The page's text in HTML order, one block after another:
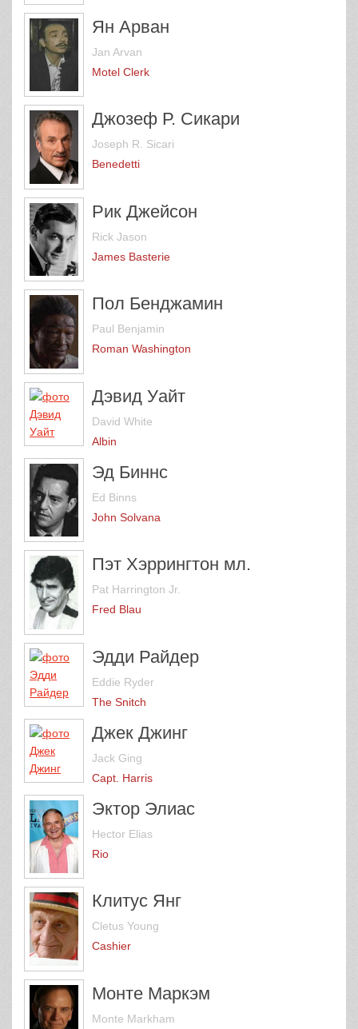
Ян Арван
Jan Arvan
Motel Clerk
Джозеф Р. Сикари
Joseph R. Sicari
Benedetti
Рик Джейсон
Rick Jason
James Basterie
Пол Бенджамин
Paul Benjamin
Roman Washington
Дэвид Уайт
David White
Albin
Эд Биннс
Ed Binns
John Solvana
Пэт Хэррингтон мл.
Pat Harrington Jr.
Fred Blau
Эдди Райдер
Eddie Ryder
The Snitch
Джек Джинг
Jack Ging
Capt. Harris
Эктор Элиас
Hector Elias
Rio
Клитус Янг
Cletus Young
Cashier
Монте Маркэм
Monte Markham